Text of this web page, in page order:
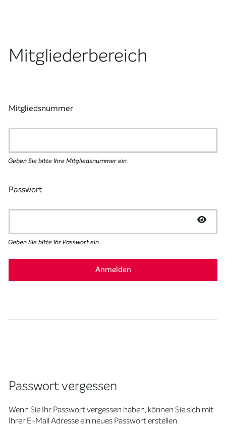
Mitgliederbereich
Mitgliedsnummer
Geben Sie bitte Ihre Mitgliedsnummer ein.
Passwort
Geben Sie bitte Ihr Passwort ein.
Passwort vergessen
Wenn Sie Ihr Passwort vergessen haben, können Sie sich mit
Ihrer E-Mail Adresse ein neues Passwort erstellen.